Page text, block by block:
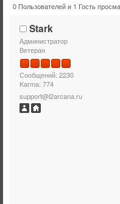
Тема: Эвент "Trick or
0 Пользователей и 1 Гость
Stark
Администратор
Ветеран
Сообщений: 2230
Karma: 774
support@l2arcana.ru